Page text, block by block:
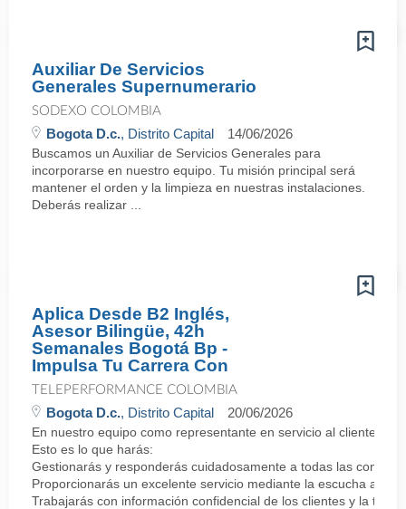
Auxiliar De Servicios
Generales Supernumerario
SODEXO COLOMBIA
Bogota D.c., Distrito Capital 14/06/2026
Buscamos un Auxiliar de Servicios Generales para
incorporarse en nuestro equipo. Tu misión principal será
mantener el orden y la limpieza en nuestras instalaciones.
Deberás realizar ...
Aplica Desde B2 Inglés,
Asesor Bilingüe, 42h
Semanales Bogotá Bp -
Impulsa Tu Carrera Con
TELEPERFORMANCE COLOMBIA
Bogota D.c., Distrito Capital 20/06/2026
En nuestro equipo como representante en servicio al cliente
Esto es lo que harás:
Gestionarás y responderás cuidadosamente a todas las
Proporcionarás un excelente servicio mediante la escucha activa.
Trabajarás con información confidencial de los clientes y la